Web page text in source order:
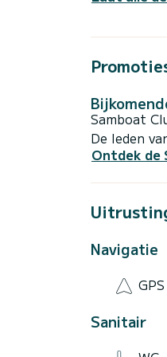
Samboat
De leden
Ontdek de
Navigatie
GPS
Sanitair